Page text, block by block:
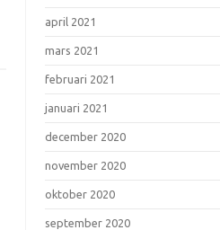
april 2021
mars 2021
februari 2021
januari 2021
december 2020
november 2020
oktober 2020
september 2020